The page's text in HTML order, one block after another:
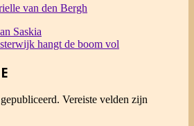
van den Bergh
Saskia
hangt de boom vol
Vereiste velden zijn